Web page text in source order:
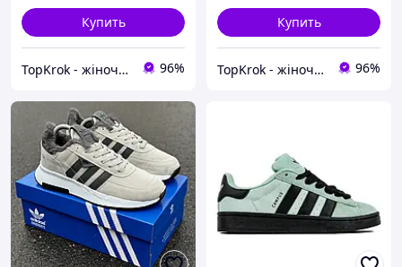
Купить
TopKrok - жіноче та чоловіче взуття, жіночі сумки та верхній одяг 96%
Купить
TopKrok - жіноче та чоловіче взуття, жіночі сумки та верхній одяг 96%